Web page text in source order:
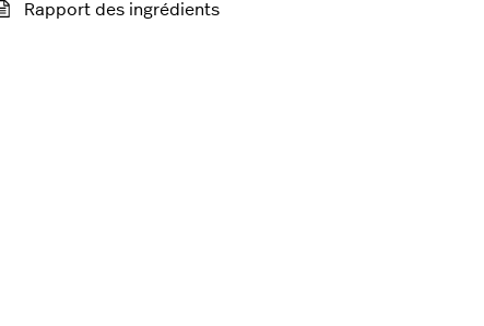
Rapport des ingrédients